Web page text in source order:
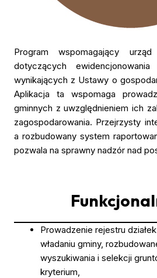
Program wspomagający
dotyczących ewidencjonowania
wynikających z Ustawy o
Aplikacja ta wspomaga
gminnych z uwzględnieniem ich
zagospodarowania. Przejrzysty
a rozbudowany system
pozwala na sprawny nadzór nad
Prowadzenie rejestru
władaniu gminy,
wyszukiwania i selekcji
kryterium,